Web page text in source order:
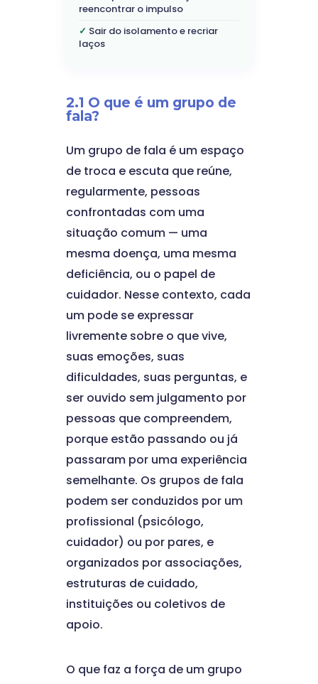
reencontrar o impulso
Sair do isolamento e recriar
laços
2.1 O que é um grupo de
fala?
Um grupo de fala é um espaço
de troca e escuta que reúne,
regularmente, pessoas
confrontadas com uma
situação comum — uma
mesma doença, uma mesma
deficiência, ou o papel de
cuidador. Nesse contexto, cada
um pode se expressar
livremente sobre o que vive,
suas emoções, suas
dificuldades, suas perguntas, e
ser ouvido sem julgamento por
pessoas que compreendem,
porque estão passando ou já
passaram por uma experiência
semelhante. Os grupos de fala
podem ser conduzidos por um
profissional (psicólogo,
cuidador) ou por pares, e
organizados por associações,
estruturas de cuidado,
instituições ou coletivos de
apoio.
O que faz a força de um grupo